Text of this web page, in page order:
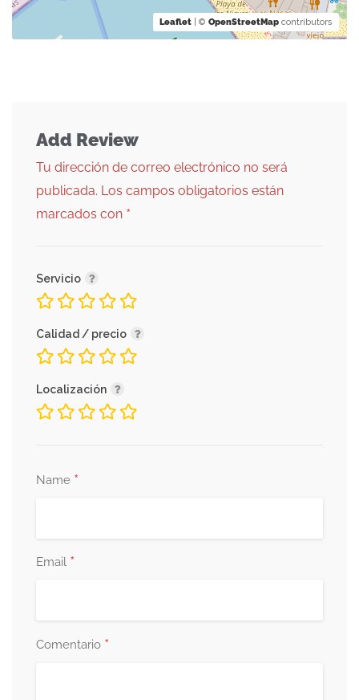
Leaflet | © OpenStreetMap contributors
Add Review
Tu dirección de correo electrónico no será
publicada. Los campos obligatorios están
marcados con *
Servicio
Calidad / precio
Localización
Name *
Email *
Comentario *